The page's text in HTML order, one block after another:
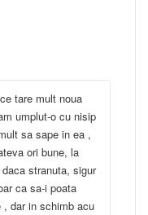
tare mult noua
umplut-o cu nisip
sa sape in ea ,
ori bune, la
stranuta, sigur
ca sa-i poata
, dar in schimb acu